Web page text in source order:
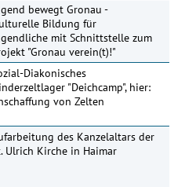
bewegt Gronau -
Bildung für
mit Schnittstelle zum
"Gronau verein(t)!"
Diakonisches
"Deichcamp", hier:
von Zelten
des Kanzelaltars der
Ulrich Kirche in Haimar